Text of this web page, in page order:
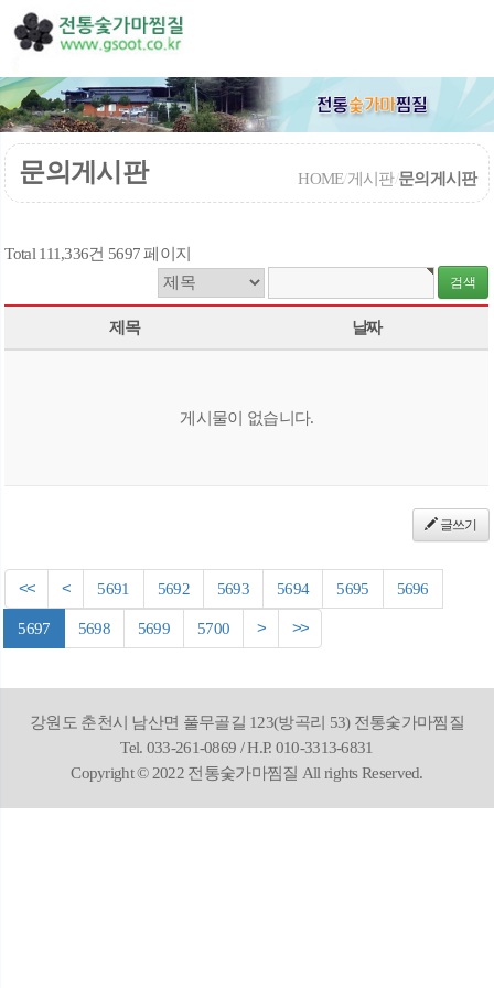
문의게시판 HOME/게시판/문의게시판
Total 111,336건 5697 페이지
제목 날짜
게시물이 없습니다.
글쓰기
<< < 5691 5692 5693 5694 5695 5696
5697 5698 5699 5700 > >>
강원도 춘천시 남산면 풀무골길 123(방곡리 53) 전통숯가마찜질
Tel. 033-261-0869 / H.P. 010-3313-6831
Copyright © 2022 전통숯가마찜질 All rights Reserved.